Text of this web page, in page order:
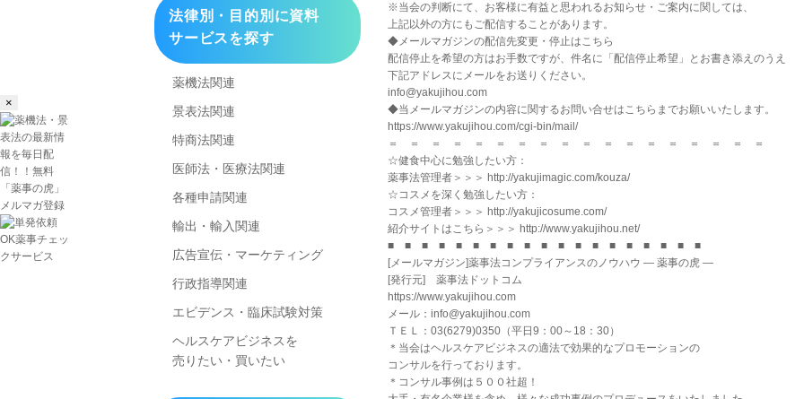
×
※当会の判断にて、お客様に有益と思われるお知らせ・ご案内に関しては、
上記以外の方にもご配信することがあります。
◆メールマガジンの配信先変更・停止はこちら
配信停止を希望の方はお手数ですが、件名に「配信停止希望」とお書き添えのうえ
下記アドレスにメールをお送りください。
info@yakujihou.com
◆当メールマガジンの内容に関するお問い合せはこちらまでお願いいたします。
https://www.yakujihou.com/cgi-bin/mail/
＝ ＝ ＝ ＝ ＝ ＝ ＝ ＝ ＝ ＝ ＝ ＝ ＝ ＝ ＝ ＝ ＝ ＝
☆健食中心に勉強したい方：
薬事法管理者＞＞＞ http://yakujimagic.com/kouza/
☆コスメを深く勉強したい方：
コスメ管理者＞＞＞ http://yakujicosume.com/
紹介サイトはこちら＞＞＞ http://www.yakujihou.net/
■ ■ ■ ■ ■ ■ ■ ■ ■ ■ ■ ■ ■ ■ ■ ■ ■ ■ ■
[メールマガジン]薬事法コンプライアンスのノウハウ ― 薬事の虎 ―
[発行元] 薬事法ドットコム
https://www.yakujihou.com
メール：info@yakujihou.com
ＴＥＬ：03(6279)0350（平日9：00～18：30）
＊当会はヘルスケアビジネスの適法で効果的なプロモーションの
コンサルを行っております。
＊コンサル事例は５００社超！
法律別・目的別に資料
サービスを探す
薬機法関連
景表法関連
特商法関連
医師法・医療法関連
各種申請関連
輸出・輸入関連
広告宣伝・マーケティング
行政指導関連
エビデンス・臨床試験対策
ヘルスケアビジネスを
売りたい・買いたい